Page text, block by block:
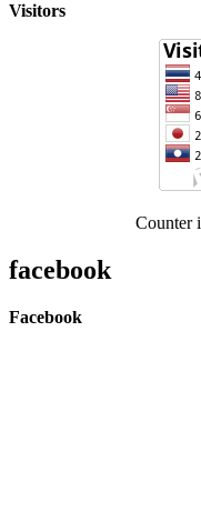
Visitors
Counter
facebook
Facebook